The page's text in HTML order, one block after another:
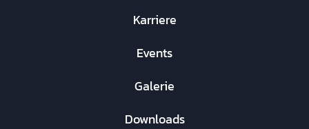
Karriere
Events
Galerie
Downloads